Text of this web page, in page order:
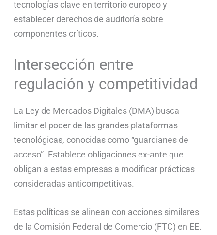
tecnologías clave en territorio europeo y
establecer derechos de auditoría sobre
componentes críticos.
Intersección entre
regulación y competitividad
La Ley de Mercados Digitales (DMA) busca
limitar el poder de las grandes plataformas
tecnológicas, conocidas como “guardianes de
acceso”. Establece obligaciones ex-ante que
obligan a estas empresas a modificar prácticas
consideradas anticompetitivas.
Estas políticas se alinean con acciones similares
de la Comisión Federal de Comercio (FTC) en EE.